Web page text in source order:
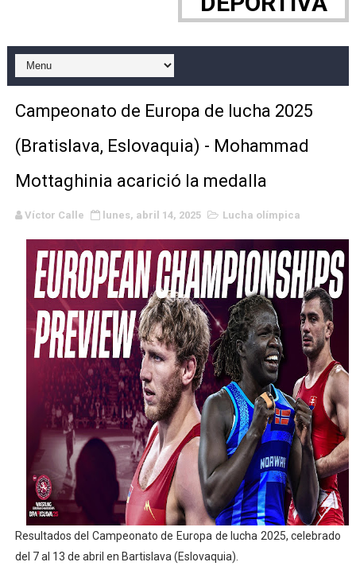
EFA y AFLE 2026 - Regular season
Grandes éxitos por fin para Chelsea Green, Chad
Campeonato de Europa de MTB 2026 (Monteceneri,
Raquel Rodriguez es la nueva monarca
Athletes Unlimited Softball League 2026 - Las Utah
Mundial de piragüismo slalom 2026 (Oklahoma City,
AEW - Willow al fin es campeona mundial y Maya
Tour de Francia masculino 2026 - Tadej Pogacar
Mundial de Fórmula 1 2026 - Lando Norris consigue
Copa del Mundo femenina 2026 - Estados Unidos
Campeonato de Europa de saltos 2026 (París,
Campeonato de Europa de lucha 2025
(Bratislava, Eslovaquia) - Mohammad
Mottaghinia acarició la medalla
Víctor Calle lunes, abril 14, 2025 Lucha olímpica
Resultados del Campeonato de Europa de lucha 2025, celebrado
del 7 al 13 de abril en Bartislava (Eslovaquia).